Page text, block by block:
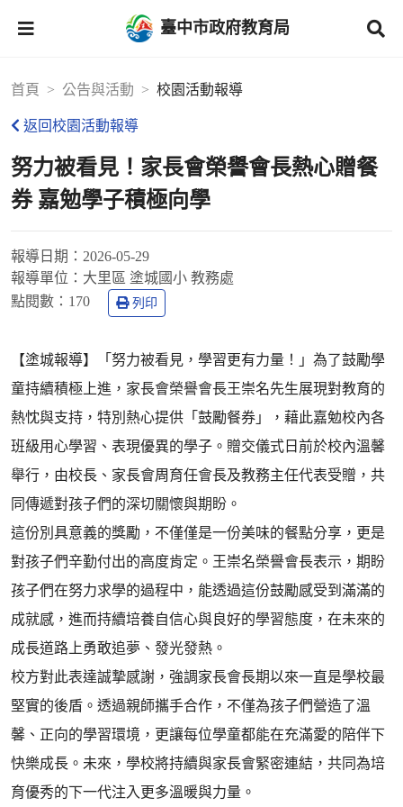
臺中市政府教育局
首頁 公告與活動 校園活動報導
返回校園活動報導
努力被看見！家長會榮譽會長熱心贈餐
券 嘉勉學子積極向學
報導日期： 2026-05-29
報導單位： 大里區 塗城國小 教務處
點閱數： 170 列印
【塗城報導】「努力被看見，學習更有力量！」為了鼓勵學
童持續積極上進，家長會榮譽會長王崇名先生展現對教育的
熱忱與支持，特別熱心提供「鼓勵餐券」，藉此嘉勉校內各
班級用心學習、表現優異的學子。贈交儀式日前於校內溫馨
舉行，由校長、家長會周育任會長及教務主任代表受贈，共
同傳遞對孩子們的深切關懷與期盼。
這份別具意義的獎勵，不僅僅是一份美味的餐點分享，更是
對孩子們辛勤付出的高度肯定。王崇名榮譽會長表示，期盼
孩子們在努力求學的過程中，能透過這份鼓勵感受到滿滿的
成就感，進而持續培養自信心與良好的學習態度，在未來的
成長道路上勇敢追夢、發光發熱。
校方對此表達誠摯感謝，強調家長會長期以來一直是學校最
堅實的後盾。透過親師攜手合作，不僅為孩子們營造了溫
馨、正向的學習環境，更讓每位學童都能在充滿愛的陪伴下
快樂成長。未來，學校將持續與家長會緊密連結，共同為培
育優秀的下一代注入更多溫暖與力量。